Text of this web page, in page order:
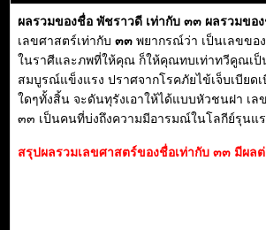
ผลรวมของชื่อ พัชราวดี เท่ากับ ๓๓ ผลรวมข
เลขศาสตร์เท่ากับ ๓๓ พยากรณ์ว่า เป็นเลขขอ
ในราศีและภพที่ให้คุณ ก็ให้คุณทบเท่าทวีคูณเป็
สมบูรณ์แข็งแรง ปราศจากโรคภัยไข้เจ็บเบียด
ใดๆทั้งสิ้น จะดันทุรังเอาให้ได้แบบหัวชนฝา เ
๓๓ เป็นคนที่บ่งถึงความมีอารมณ์ในโลกีย์รุนแร
สรุปผลรวมเลขศาสตร์ของชื่อเท่ากับ ๓๓ มีผล